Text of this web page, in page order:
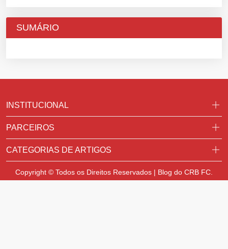
SUMÁRIO
INSTITUCIONAL
PARCEIROS
CATEGORIAS DE ARTIGOS
Copyright © Todos os Direitos Reservados | Blog do CRB FC.